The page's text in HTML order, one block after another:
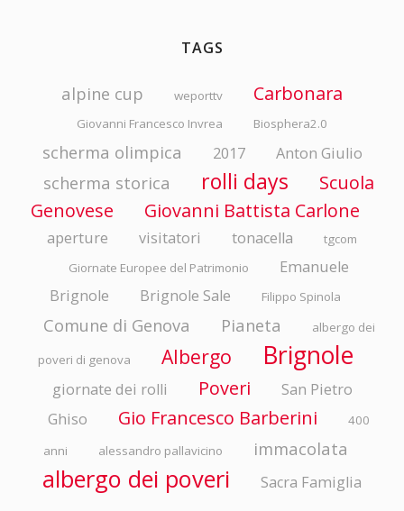
TAGS
alpine cup weporttv Carbonara
Giovanni Francesco Invrea Biosphera2.0
scherma olimpica 2017 Anton Giulio
scherma storica rolli days
Scuola
Genovese
Giovanni Battista Carlone
aperture visitatori tonacella
tgcom
Giornate Europee del Patrimonio
Emanuele
Brignole
Brignole Sale Filippo Spinola
Comune di Genova Pianeta
albergo dei
poveri di genova
Albergo Brignole
giornate dei rolli Poveri
San Pietro
Ghiso
Gio Francesco Barberini
400
anni
alessandro pallavicino immacolata
albergo dei poveri Sacra Famiglia